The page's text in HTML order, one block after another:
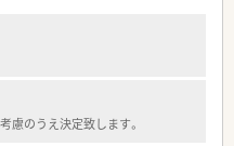
持って仕事に取り組める環境が
慮のうえ決定致します。